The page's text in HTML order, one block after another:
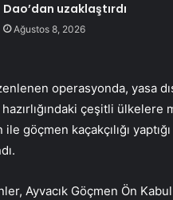
Dao’dan uzaklaştırdı
Ağustos 8, 2026
operasyonda, yasa
hazırlığındaki çeşitli ülkelere
göçmen kaçakçılığı
Ayvacık Göçmen Ön